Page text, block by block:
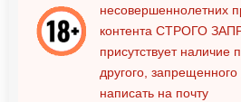
несовершеннолетних
контента СТРОГО
присутствует наличие
другого,
написать на почту